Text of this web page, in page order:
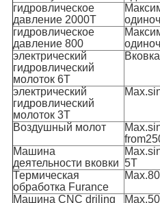
гидровлическое
давление 2000T
гидровлическое
давление 800
электрический
гидровлический
молоток 6T
электрический
гидровлический
молоток 3T
Воздушный молот
Машина
деятельности вковки 5T
Термическая
обработка Furance
Машина CNC driling